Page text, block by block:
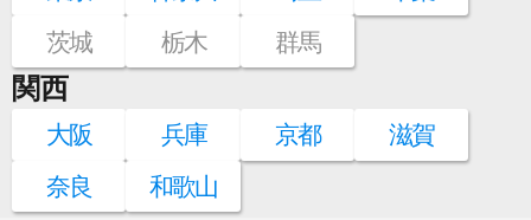
茨城
栃木 群馬
関西
大阪 兵庫 京都
滋賀
奈良
和歌山